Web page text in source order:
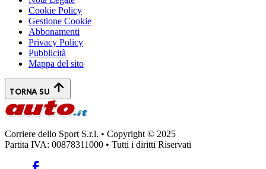
Cookie Policy
Gestione Cookie
Abbonamenti
Privacy Policy
Pubblicità
Mappa del sito
TORNA SU
Corriere dello Sport S.r.l. • Copyright © 2025
Partita IVA: 00878311000 • Tutti i diritti Riservati